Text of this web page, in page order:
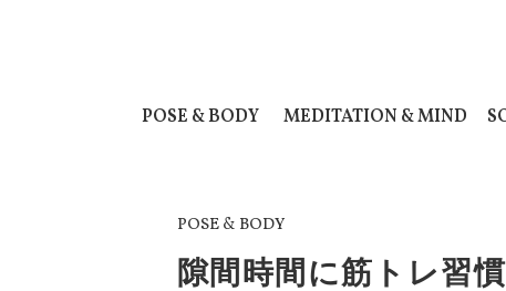
POSE & BODY MEDITATION & MIND
POSE & BODY
隙間時間に筋トレ習